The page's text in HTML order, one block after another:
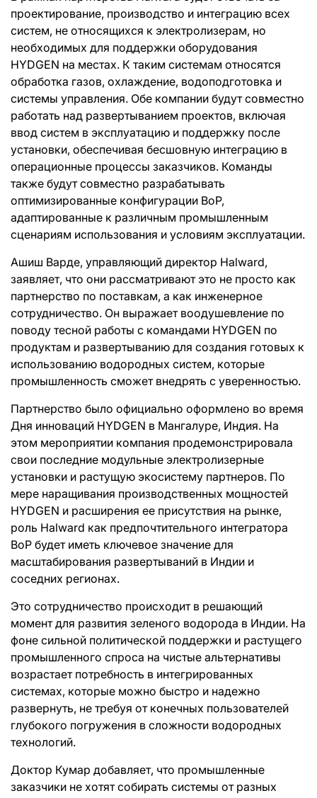
проектирование, производство и интеграцию всех
систем, не относящихся к электролизерам, но
необходимых для поддержки оборудования
HYDGEN на местах. К таким системам относятся
обработка газов, охлаждение, водоподготовка и
системы управления. Обе компании будут совместно
работать над развертыванием проектов, включая
ввод систем в эксплуатацию и поддержку после
установки, обеспечивая бесшовную интеграцию в
операционные процессы заказчиков. Команды
также будут совместно разрабатывать
оптимизированные конфигурации BoP,
адаптированные к различным промышленным
сценариям использования и условиям эксплуатации.
Ашиш Варде, управляющий директор Halward,
заявляет, что они рассматривают это не просто как
партнерство по поставкам, а как инженерное
сотрудничество. Он выражает воодушевление по
поводу тесной работы с командами HYDGEN по
продуктам и развертыванию для создания готовых к
использованию водородных систем, которые
промышленность сможет внедрять с уверенностью.
Партнерство было официально оформлено во время
Дня инноваций HYDGEN в Мангалуре, Индия. На
этом мероприятии компания продемонстрировала
свои последние модульные электролизерные
установки и растущую экосистему партнеров. По
мере наращивания производственных мощностей
HYDGEN и расширения ее присутствия на рынке,
роль Halward как предпочтительного интегратора
BoP будет иметь ключевое значение для
масштабирования развертываний в Индии и
соседних регионах.
Это сотрудничество происходит в решающий
момент для развития зеленого водорода в Индии. На
фоне сильной политической поддержки и растущего
промышленного спроса на чистые альтернативы
возрастает потребность в интегрированных
системах, которые можно быстро и надежно
развернуть, не требуя от конечных пользователей
глубокого погружения в сложности водородных
технологий.
Доктор Кумар добавляет, что промышленные
заказчики не хотят собирать системы от разных